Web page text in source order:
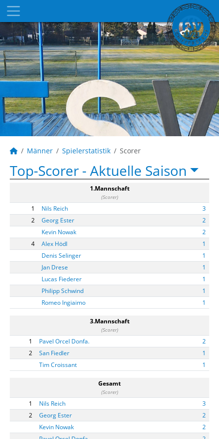
Männer Spielerstatistik Scorer
Top-Scorer - Aktuelle Saison
1.Mannschaft
(Scorer)
1 Nils Reich
3
2
Georg Ester
2
Kevin Nowak
2
4
Alex Hödl
1
Denis Selinger
1
Jan Drese
1
Lucas Fiederer
1
Philipp Schwind
1
Romeo Ingiaimo
1
3.Mannschaft
(Scorer)
1 Pavel Orcel Donfa.
2
2
San Fiedler
1
Tim Croissant
1
Gesamt
(Scorer)
1 Nils Reich
3
2
Georg Ester
2
Kevin Nowak
2